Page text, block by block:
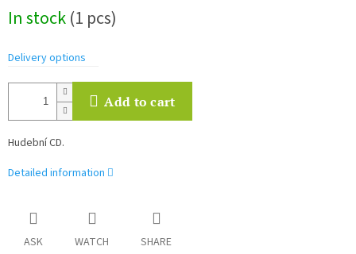
price:
In stock(1 pcs)
Delivery options
Add to cart
Hudební CD.
Detailed information
ASK WATCH SHARE